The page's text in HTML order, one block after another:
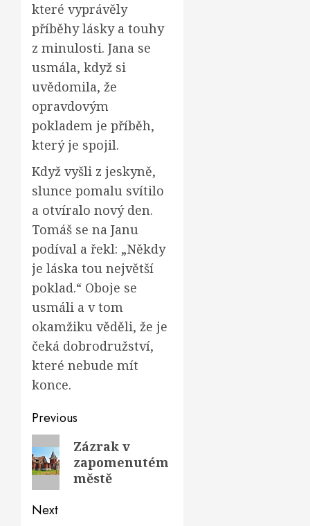
které vyprávěly
příběhy lásky a touhy
z minulosti. Jana se
usmála, když si
uvědomila, že
opravdovým
pokladem je příběh,
který je spojil.
Když vyšli z jeskyně,
slunce pomalu svítilo
a otvíralo nový den.
Tomáš se na Janu
podíval a řekl: „Někdy
je láska tou největší
poklad.“ Oboje se
usmáli a v tom
okamžiku věděli, že je
čeká dobrodružství,
které nebude mít
konce.
Post
navigation
Previous
Previous
post:
Zázrak v
zapomenutém
městě
Next